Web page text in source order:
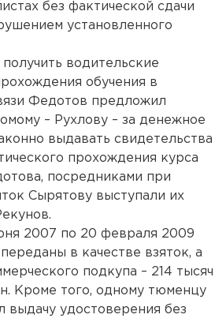
без фактической сдачи
установленного
водительские
обучения в
Федотов предложил
– Рухлову – за денежное
выдавать свидетельства
прохождения курса
посредниками при
Сырятову выступали их
2007 по 20 февраля 2009
в качестве взяток, а
подкупа – 214 тысяч
Кроме того, одному тюменцу
выдачу удостоверения без